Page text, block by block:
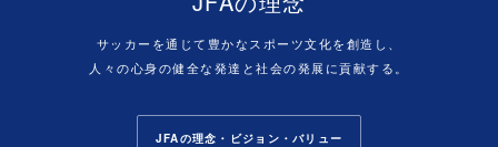
サッカーを通じて豊かなスポーツ文化を創造し、
人々の心身の健全な発達と社会の発展に貢献する。
JFAの理念・ビジョン・バリュー